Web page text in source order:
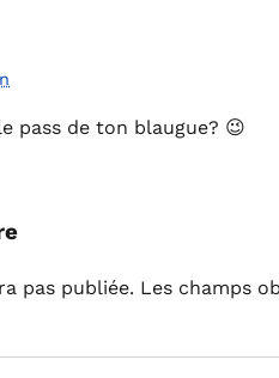
pass de ton blaugue? 😉
pas publiée. Les champs